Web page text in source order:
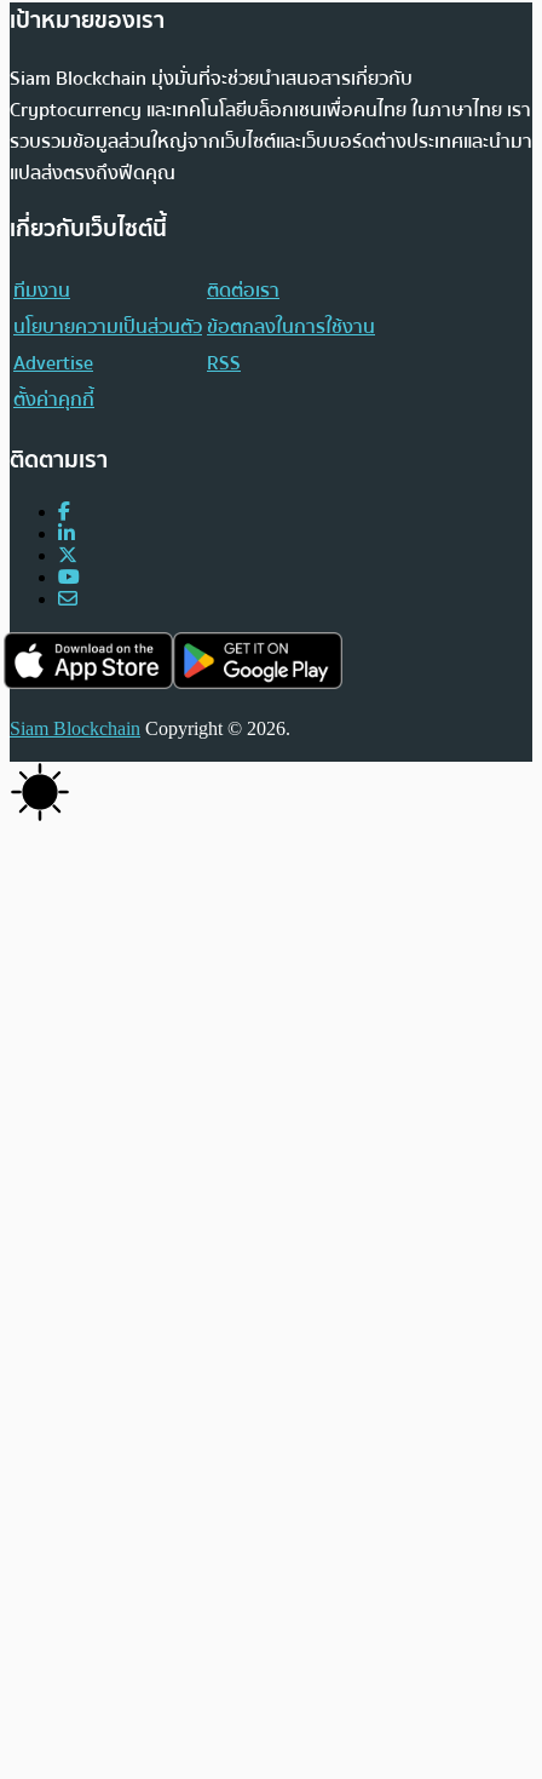
เป้าหมายของเรา
Siam Blockchain มุ่งมั่นที่จะช่วยนำเสนอสารเกี่ยวกับ
Cryptocurrency และเทคโนโลยีบล็อกเชนเพื่อคนไทย ในภาษาไทย เรา
รวบรวมข้อมูลส่วนใหญ่จากเว็บไซต์และเว็บบอร์ดต่างประเทศและนำมา
แปลส่งตรงถึงฟีดคุณ
เกี่ยวกับเว็บไซต์นี้
ทีมงาน
ติดต่อเรา
นโยบายความเป็นส่วนตัวข้อตกลงในการใช้งาน
Advertise
RSS
ตั้งค่าคุกกี้
ติดตามเรา
Siam Blockchain Copyright © 2026.